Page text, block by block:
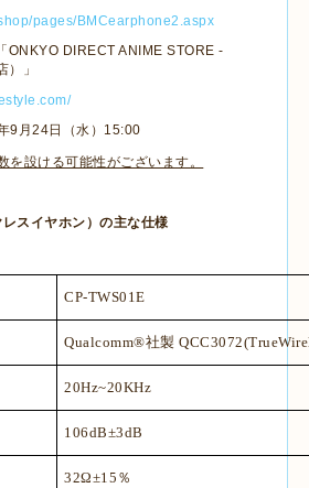
pages/BMCearphone2.aspx
ONKYO DIRECT ANIME STORE -
）」
9 月24日（水） 15:00
設ける可能性がございます。
レスイヤホン）の主な仕様
CP-TWS01E
Qualcomm®社製
20Hz~20KHz
106dB±3dB
32Ω±15 ％